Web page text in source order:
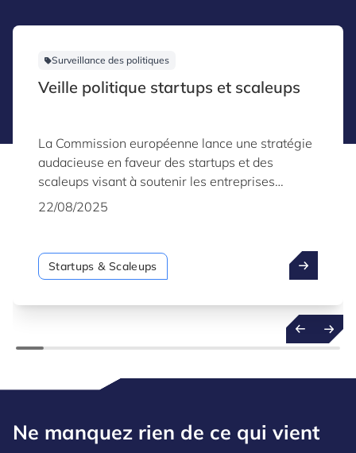
Surveillance des politiques
Veille politique startups et scaleups
La Commission européenne lance une stratégie
audacieuse en faveur des startups et des
scaleups visant à soutenir les entreprises
innovantes et à renforcer la compétitivité, la
22/08/2025
Startups & Scaleups
Ne manquez rien de ce qui vient